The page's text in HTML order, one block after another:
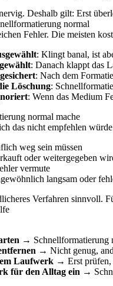
Deshalb gilt: Erst
normal
Fehler. Die meisten
: Klingt banal, ist
: Danach klappt das
: Nach dem
Löschung:
: Wenn das Medium
normal mache
das nicht empfehlen
weg sein müssen
oder weitergegeben
vermute
langsam oder
Verfahren sinnvoll.
→ Schnellformatierung
→ Nicht genug,
Laufwerk → Erst prüfen,
für den Alltag ein →